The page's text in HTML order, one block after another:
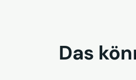
Das